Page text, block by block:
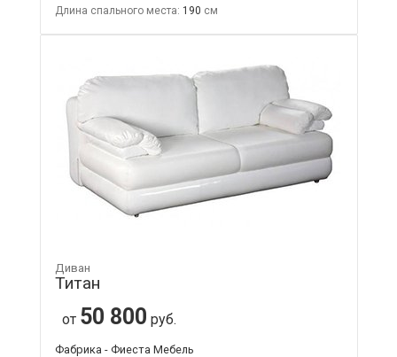
Длина спального места: 190
Диван
Титан
от 50 800 руб.
Фабрика - Фиеста Мебель